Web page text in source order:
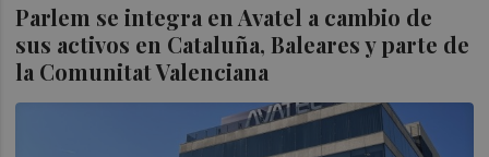
Parlem se integra en Avatel a cambio de
sus activos en Cataluña, Baleares y parte de
la Comunitat Valenciana